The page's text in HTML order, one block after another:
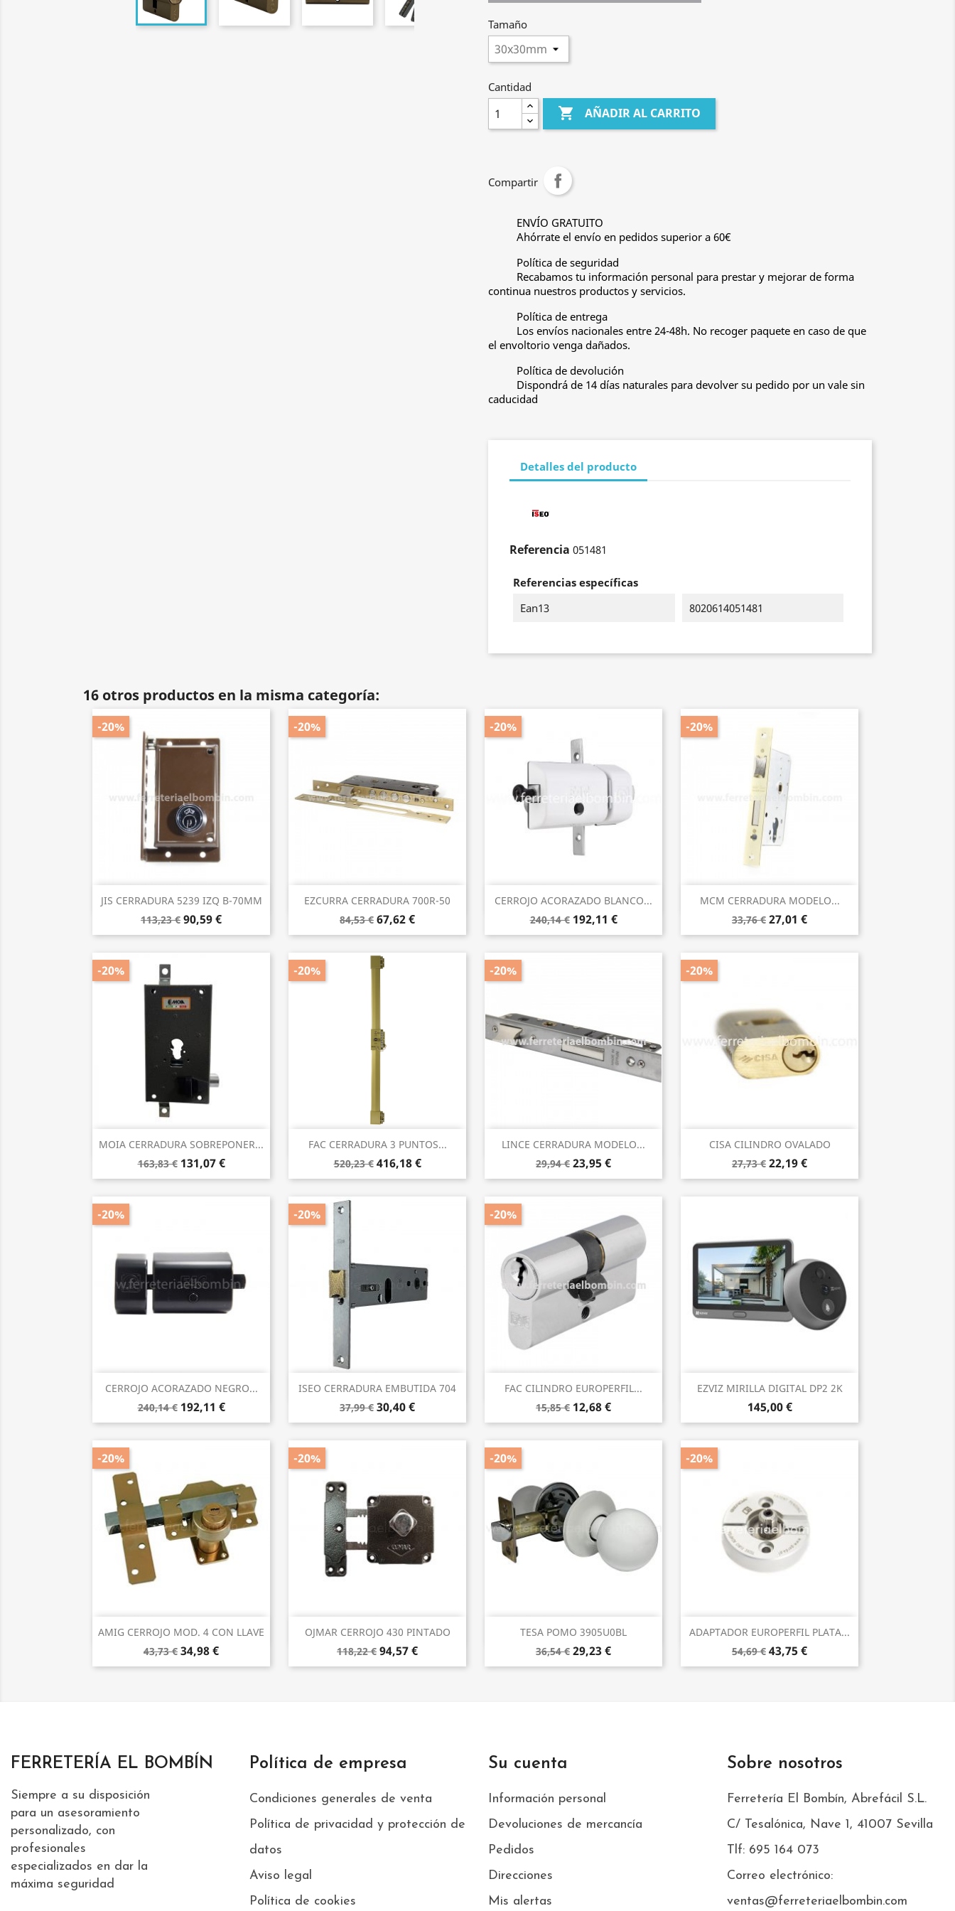
Tamaño
Cantidad
 AÑADIR AL CARRITO
Compartir
ENVÍO GRATUITO
Ahórrate el envío en pedidos superior a 60€
Política de seguridad
Recabamos tu información personal para prestar y mejorar de forma
continua nuestros productos y servicios.
Política de entrega
Los envíos nacionales entre 24-48h. No recoger paquete en caso de que
el envoltorio venga dañados.
Política de devolución
Dispondrá de 14 días naturales para devolver su pedido por un vale sin
caducidad
Detalles del producto
Referencia 051481
Referencias específicas
Ean13
8020614051481
16 otros productos en la misma categoría:
JIS CERRADURA 5239 IZQ B-70MM
113,23 € 90,59 €
-20%
Vista rápida
EZCURRA CERRADURA 700R-50
84,53 € 67,62 €
-20%
Vista rápida
CERROJO ACORAZADO BLANCO...
240,14 € 192,11 €
-20%
Vista rápida
MCM CERRADURA MODELO...
33,76 € 27,01 €
-20%
Vista rápida
MOIA CERRADURA SOBREPONER...
163,83 € 131,07 €
-20%
Vista rápida
FAC CERRADURA 3 PUNTOS...
520,23 € 416,18 €
-20%
Vista rápida
LINCE CERRADURA MODELO...
29,94 € 23,95 €
-20%
Vista rápida
CISA CILINDRO OVALADO
27,73 € 22,19 €
-20%
Vista rápida
CERROJO ACORAZADO NEGRO...
240,14 € 192,11 €
-20%
Vista rápida
ISEO CERRADURA EMBUTIDA 704
37,99 € 30,40 €
-20%
Vista rápida
FAC CILINDRO EUROPERFIL...
15,85 € 12,68 €
-20%
Vista rápida EZVIZ MIRILLA DIGITAL DP2 2K
145,00 €
Vista rápida
AMIG CERROJO MOD. 4 CON LLAVE
43,73 € 34,98 €
-20%
Vista rápida
OJMAR CERROJO 430 PINTADO
118,22 € 94,57 €
-20%
Vista rápida
TESA POMO 3905U0BL
36,54 € 29,23 €
-20%
Vista rápida
ADAPTADOR EUROPERFIL PLATA...
54,69 € 43,75 €
-20%
Vista rápida
FERRETERÍA EL BOMBÍN
Siempre a su disposición
para un asesoramiento
personalizado, con
profesionales
especializados en dar la
máxima seguridad
Política de empresa
Condiciones generales de venta
Política de privacidad y protección de
datos
Aviso legal
Política de cookies
Su cuenta
Información personal
Devoluciones de mercancía
Pedidos
Direcciones
Mis alertas
Sobre nosotros
Ferretería El Bombín, Abrefácil S.L.
C/ Tesalónica, Nave 1, 41007 Sevilla
Tlf: 695 164 073
Correo electrónico:
ventas@ferreteriaelbombin.com